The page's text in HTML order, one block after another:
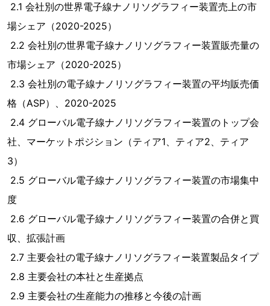
2.1 会社別の世界電子線ナノリソグラフィー装置売上の市
場シェア（2020-2025）
2.2 会社別の世界電子線ナノリソグラフィー装置販売量の
市場シェア（2020-2025）
2.3 会社別の電子線ナノリソグラフィー装置の平均販売価
格（ASP）、2020-2025
2.4 グローバル電子線ナノリソグラフィー装置のトップ会
社、マーケットポジション（ティア1、ティア2、ティア
3）
2.5 グローバル電子線ナノリソグラフィー装置の市場集中
度
2.6 グローバル電子線ナノリソグラフィー装置の合併と買
収、拡張計画
2.7 主要会社の電子線ナノリソグラフィー装置製品タイプ
2.8 主要会社の本社と生産拠点
2.9 主要会社の生産能力の推移と今後の計画